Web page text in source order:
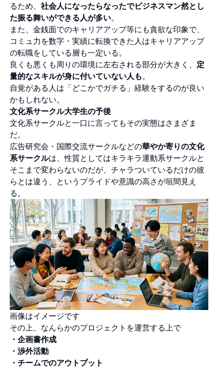
るため、 社会人になったらなったでビジネスマン然とし
た振る舞いができる人が多い。
また、金銭面でのキャリアアップ等にも貪欲な印象で、
コミュ力を数字・実績に転換できた人はキャリアアップ
の転職をしている層も一定いる。
良くも悪くも周りの環境に左右される部分が大きく、 定
量的なスキルが身に付いていない人も 。
自覚がある人は「どこかでガチる」経験をするのが良い
かもしれない。
文化系サークル大学生の予後
文化系サークルと一口に言ってもその実態はさまざま
だ。
広告研究会・国際交流サークルなどの華やか寄りの文化
系サークルは、性質としてはキラキラ運動系サークルと
そこまで変わらないのだが、チャラついているだけの彼
らとは違う、というプライドや意識の高さが垣間見え
る。
画像はイメージです
その上、なんらかのプロジェクトを運営する上で
・企画書作成
・渉外活動
・チームでのアウトプット